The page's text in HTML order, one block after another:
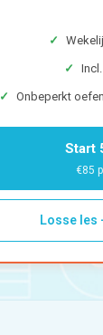
✓
✓
✓ Onbeperkt
Start
€85
Losse les